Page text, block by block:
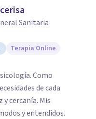
Sanitaria
Terapia Online
Como
de cada
cercanía. Mis
y entendidos.